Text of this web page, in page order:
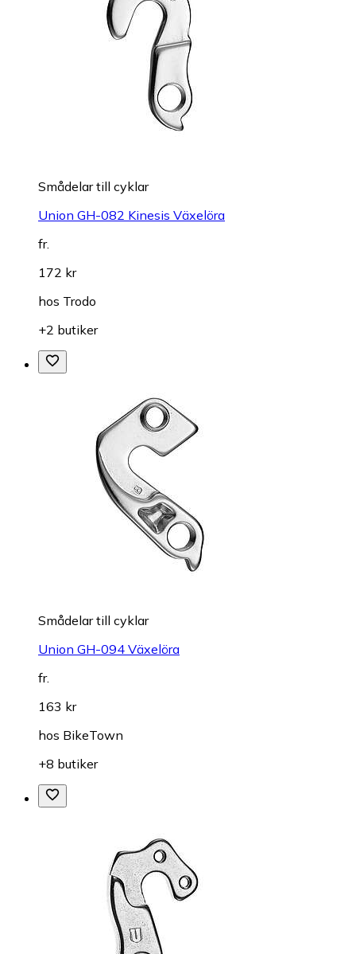
Smådelar till cyklar
Union GH-082 Kinesis Växelöra
fr.
172 kr
hos Trodo
+2 butiker
Smådelar till cyklar
Union GH-094 Växelöra
fr.
163 kr
hos BikeTown
+8 butiker